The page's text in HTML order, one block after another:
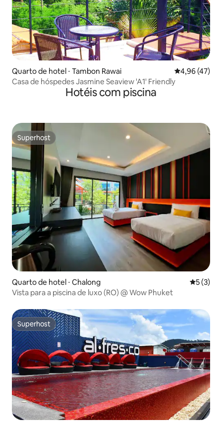
Quarto de hotel ⋅ Tambon Rawai 4,96 de uma
4,96 (47)
Casa de hóspedes Jasmine Seaview 'A1' Friendly
Hotéis com piscina
Superhost
Superhost
Quarto de hotel ⋅ Chalong 5 de
5 (3)
Vista para a piscina de luxo (RO) @ Wow Phuket
Superhost
Superhost